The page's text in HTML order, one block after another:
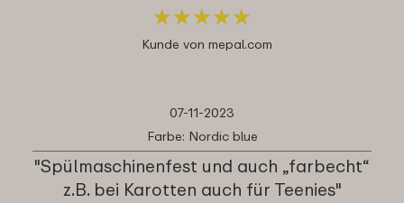
★★★★★
★★★★★
Kunde von mepal.com
07-11-2023
Farbe: Nordic blue
"Spülmaschinenfest und auch „farbecht“
z.B. bei Karotten auch für Teenies"